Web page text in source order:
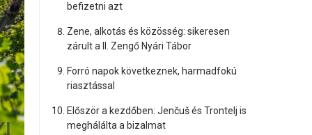
befizetni azt
Zene, alkotás és közösség: sikeresen
zárult a II. Zengő Nyári Tábor
Forró napok következnek, harmadfokú
riasztással
Először a kezdőben: Jenčuš és Trontelj is
meghálálta a bizalmat